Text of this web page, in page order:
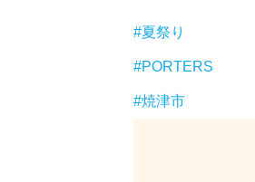
#夏祭り
#PORTERS
#焼津市